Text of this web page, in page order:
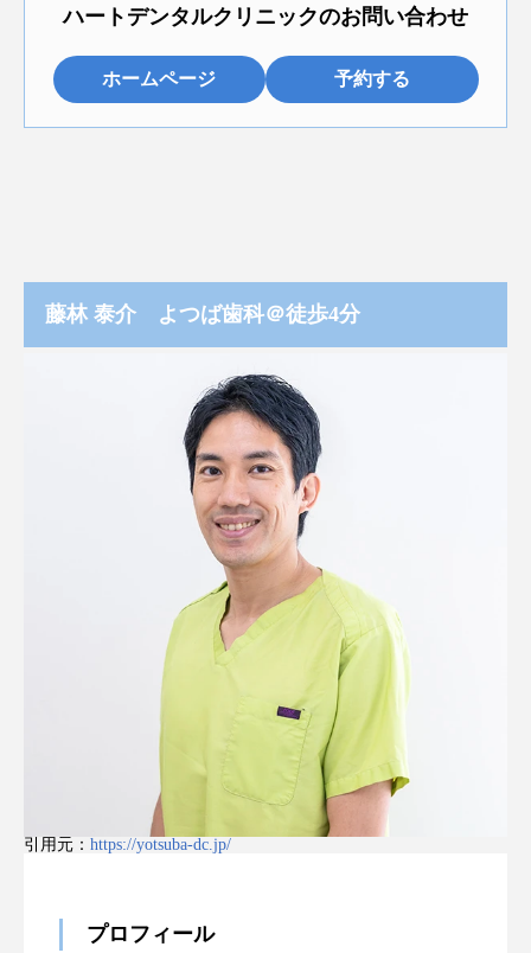
ハートデンタルクリニックのお問い合わせ
ホームページ 予約する
藤林 泰介 よつば歯科＠徒歩4分
引用元： https://yotsuba-dc.jp/
プロフィール